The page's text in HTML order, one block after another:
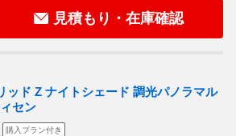
見積もり・在庫確認
ッド Z ナイトシェード 調光パノラマル
セン
購入プラン付き